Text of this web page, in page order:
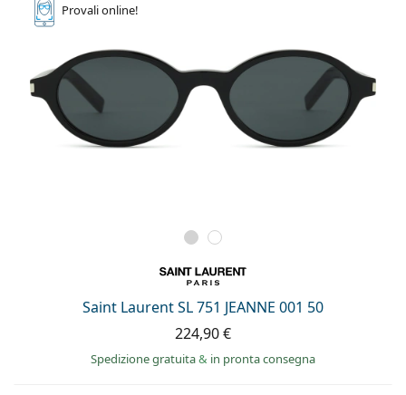
Provalionline!
Saint Laurent SL 751 JEANNE 001 50
224,90 €
Spedizione gratuita& in pronta consegna